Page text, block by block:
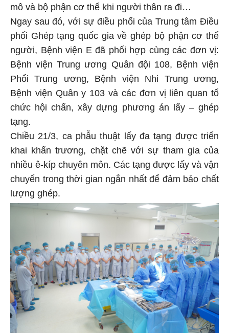
mô và bộ phận cơ thể khi người thân ra đi…
Ngay sau đó, với sự điều phối của Trung tâm Điều
phối Ghép tạng quốc gia về ghép bộ phận cơ thể
người, Bệnh viện E đã phối hợp cùng các đơn vị:
Bệnh viện Trung ương Quân đội 108, Bệnh viện
Phổi Trung ương, Bệnh viện Nhi Trung ương,
Bệnh viện Quân y 103 và các đơn vị liên quan tổ
chức hội chẩn, xây dựng phương án lấy – ghép
tạng.
Chiều 21/3, ca phẫu thuật lấy đa tạng được triển
khai khẩn trương, chặt chẽ với sự tham gia của
nhiều ê-kíp chuyên môn. Các tạng được lấy và vận
chuyển trong thời gian ngắn nhất để đảm bảo chất
lượng ghép.